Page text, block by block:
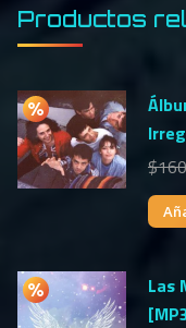
Productos
$
Las